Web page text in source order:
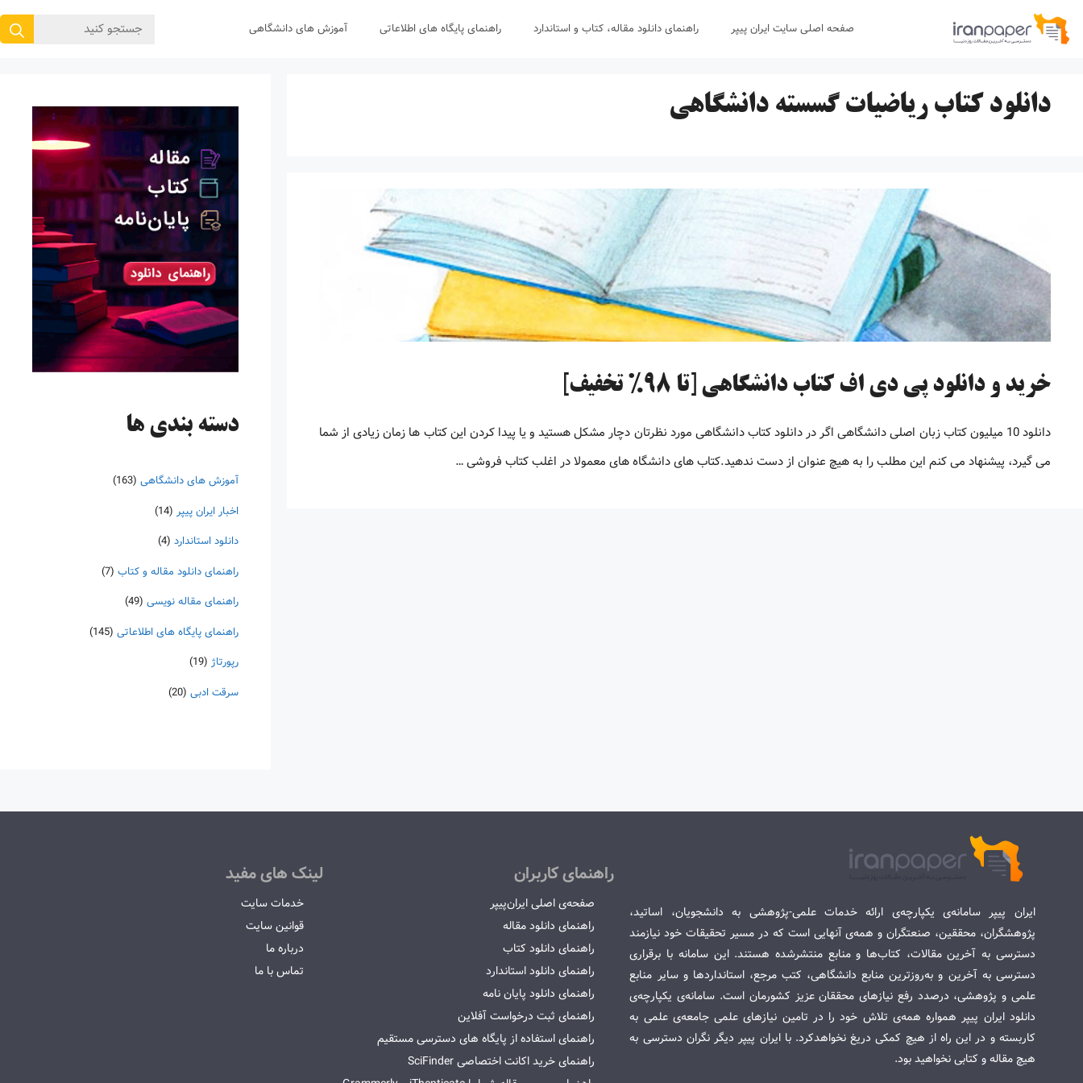
پرش
صفحه اصلی سایت ایران پیپر راهنمای دانلود مقاله، کتاب و استاندارد راهنمای پایگاه های اطلاعاتی آموزش های دانشگاهی
جستجوی
دانلود کتاب ریاضیات گسسته دانشگاهی
خرید و دانلود پی دی اف کتاب دانشگاهی [تا 98% تخفیف]
دانلود 10 میلیون کتاب زبان اصلی دانشگاهی اگر در دانلود کتاب دانشگاهی مورد نظرتان دچار مشکل هستید و یا پیدا کردن این کتاب ها زمان زیادی از شما
می گیرد، پیشنهاد می کنم این مطلب را به هیچ عنوان از دست ندهید.کتاب های دانشگاه های معمولا در اغلب کتاب فروشی …
دسته‌ بندی ها
آموزش های دانشگاهی (163)
اخبار ایران پیپر (14)
دانلود استاندارد (4)
راهنمای دانلود مقاله و کتاب (7)
راهنمای مقاله نویسی (49)
راهنمای پایگاه های اطلاعاتی (145)
رپورتاژ (19)
سرقت ادبی (20)
ایران پیپر سامانه‌ی یکپارچه‌ی ارائه خدمات علمی-پژوهشی به دانشجویان، اساتید،
پژوهشگران، محققین، صنعتگران و همه‌ی آنهایی است که در مسیر تحقیقات خود نیازمند
دسترسی به آخرین مقالات، کتاب‌ها و منابع منتشرشده هستند. این سامانه با برقراری
دسترسی به آخرین و به‌روزترین منابع دانشگاهی، کتب مرجع، استانداردها و سایر منابع
علمی و پژوهشی، درصدد رفع نیازهای محققان عزیز کشورمان است. سامانه‌ی یکپارچه‌ی
دانلود ایران پیپر همواره همه‌ی تلاش خود را در تامین نیازهای علمی جامعه‌ی علمی به
کاربسته و در این راه از هیچ کمکی دریغ نخواهدکرد. با ایران پیپر دیگر نگران دسترسی به
هیچ مقاله و کتابی نخواهید بود.
راهنمای کاربران
صفحه‌ی اصلی ایران‌پیپر
راهنمای دانلود مقاله
راهنمای دانلود کتاب
راهنمای دانلود استاندارد
راهنمای دانلود پایان نامه
راهنمای ثبت درخواست آفلاین
راهنمای استفاده از پایگاه های دسترسی مستقیم
راهنمای خرید اکانت اختصاصی SciFinder
لینک های مفید
خدمات سایت
قوانین سایت
درباره ما
تماس با ما